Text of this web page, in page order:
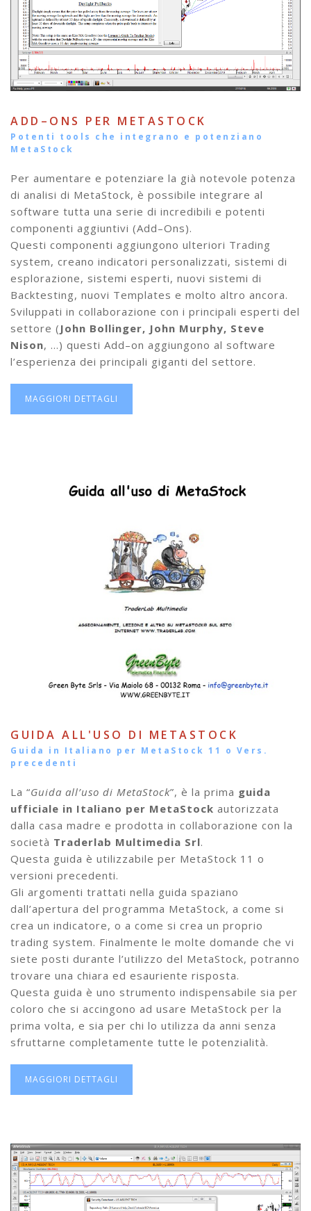
ADD–ONS PER METASTOCK
Potenti tools che integrano e potenziano
MetaStock
Per aumentare e potenziare la già notevole potenza
di analisi di MetaStock, è possibile integrare al
software tutta una serie di incredibili e potenti
componenti aggiuntivi (Add–Ons).
Questi componenti aggiungono ulteriori Trading
system, creano indicatori personalizzati, sistemi di
esplorazione, sistemi esperti, nuovi sistemi di
Backtesting, nuovi Templates e molto altro ancora.
Sviluppati in collaborazione con i principali esperti del
settore ( John Bollinger, John Murphy, Steve
Nison, …) questi Add–on aggiungono al software
l’esperienza dei principali giganti del settore.
MAGGIORI DETTAGLI
GUIDA ALL'USO DI METASTOCK
Guida in Italiano per MetaStock 11 o Vers.
precedenti
La “Guida all’uso di MetaStock”, è la prima guida
ufficiale in Italiano per MetaStock autorizzata
dalla casa madre e prodotta in collaborazione con la
società Traderlab Multimedia Srl.
Questa guida è utilizzabile per MetaStock 11 o
versioni precedenti.
Gli argomenti trattati nella guida spaziano
dall’apertura del programma MetaStock, a come si
crea un indicatore, o a come si crea un proprio
trading system. Finalmente le molte domande che vi
siete posti durante l’utilizzo del MetaStock, potranno
trovare una chiara ed esauriente risposta.
Questa guida è uno strumento indispensabile sia per
coloro che si accingono ad usare MetaStock per la
prima volta, e sia per chi lo utilizza da anni senza
sfruttarne completamente tutte le potenzialità.
MAGGIORI DETTAGLI